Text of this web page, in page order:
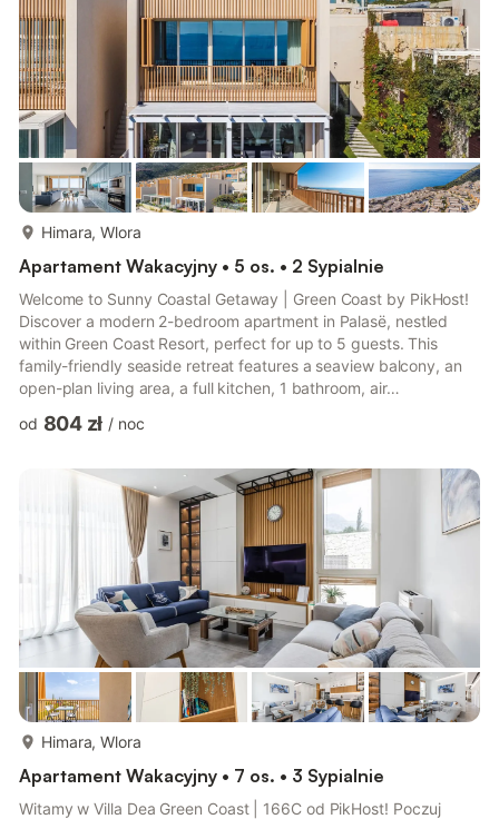
Himara, Wlora
Apartament Wakacyjny • 5 os. • 2 Sypialnie
Welcome to Sunny Coastal Getaway | Green Coast by PikHost!
Discover a modern 2-bedroom apartment in Palasë, nestled
within Green Coast Resort, perfect for up to 5 guests. This
family-friendly seaside retreat features a seaview balcony, an
open-plan living area, a full kitchen, 1 bathroom, air
friends or families, it blends coastal comfort with resort
restaurants, and soak in the lively seaside atmosphere. The
private balcony is perfect for morning coffee or watching...
od 804 zł / noc
Himara, Wlora
Apartament Wakacyjny • 7 os. • 3 Sypialnie
Witamy w Villa Dea Green Coast | 166C od PikHost! Poczuj